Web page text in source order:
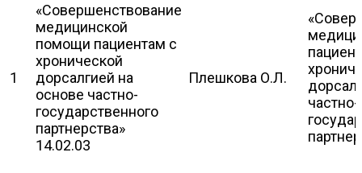
1
«Совершенствование
медицинской
помощи пациентам с
хронической
дорсалгией на
основе частно-
государственного
партнерства»
14.02.03
Плешкова О.Л.
частно-